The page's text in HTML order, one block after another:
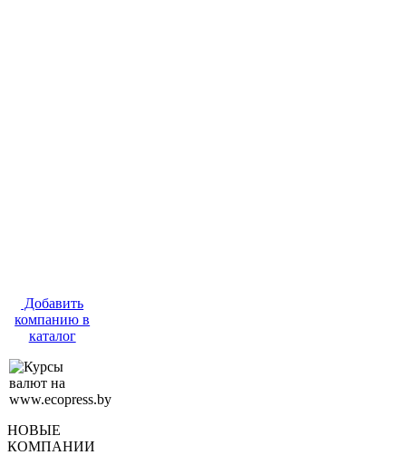
Добавить
компанию в
каталог
НОВЫЕ
КОМПАНИИ